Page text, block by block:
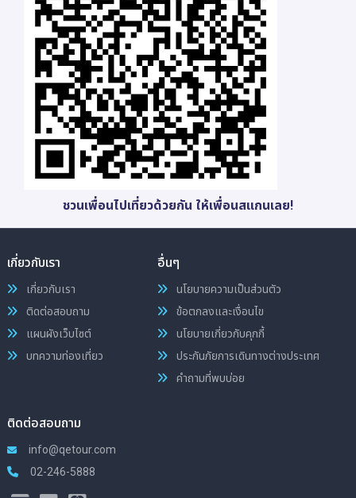
ชวนเพื่อนไปเที่ยวด้วยกัน ให้เพื่อนสแกนเลย!
เกี่ยวกับเรา
เกี่ยวกับเรา
ติดต่อสอบถาม
แผนผังเว็บไซต์
บทความท่องเที่ยว
อื่นๆ
นโยบายความเป็นส่วนตัว
ข้อตกลงและเงื่อนไข
นโยบายเกี่ยวกับคุกกี้
ประกันภัยการเดินทางต่างประเทศ
คำถามที่พบบ่อย
ติดต่อสอบถาม
info@qetour.com
02-246-5888